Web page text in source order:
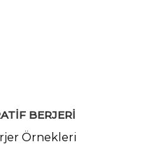
BERJERI